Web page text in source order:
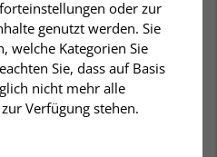
oder zur
genutzt werden. Sie
welche Kategorien Sie
Sie, dass auf Basis
nicht mehr alle
Verfügung stehen.